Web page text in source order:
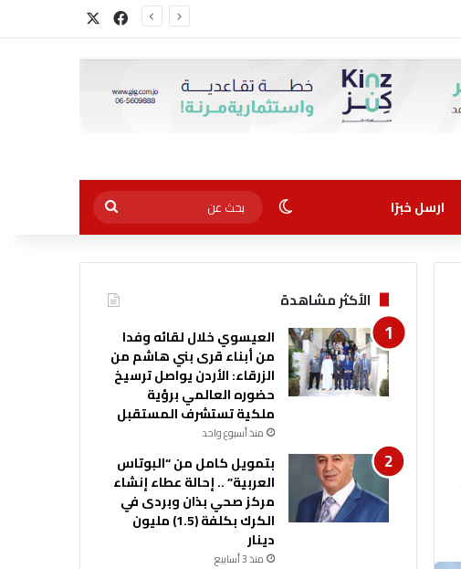
فيسبوك
ارسل خبرًا الوضع المظلم
بحث
عن
الأكثر مشاهدة
العيسوي خلال لقائه وفدا
من أبناء قرى بني هاشم من
الزرقاء: الأردن يواصل ترسيخ
حضوره العالمي برؤية
ملكية تستشرف المستقبل
منذ أسبوع واحد
بتمويل كامل من “البوتاس
العربية” .. إحالة عطاء إنشاء
مركز صحي بذان وبردى في
الكرك بكلفة (1.5) مليون
دينار
منذ 3 أسابيع